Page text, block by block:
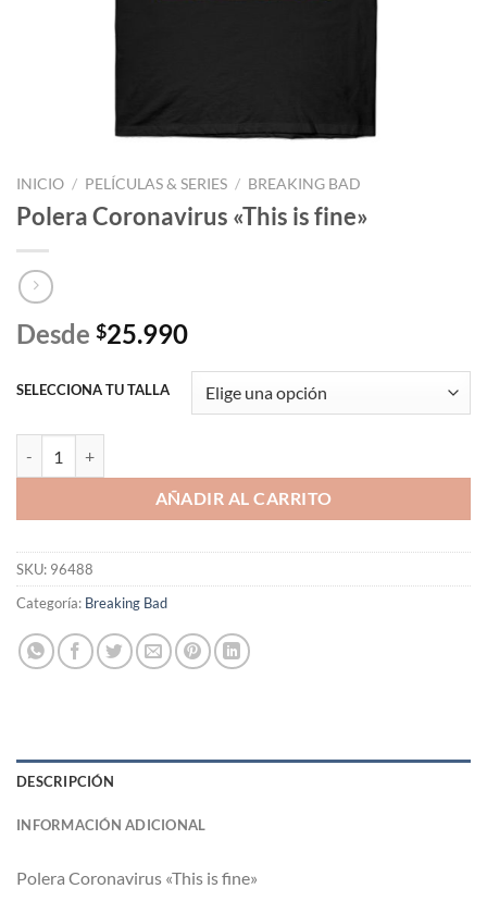
INICIO / PELÍCULAS & SERIES / BREAKING BAD
Polera Coronavirus «This is fine»
Desde $25.990
SELECCIONA TU TALLA
AÑADIR AL CARRITO
SKU: 96488
Categoría: Breaking Bad
DESCRIPCIÓN
INFORMACIÓN ADICIONAL
Polera Coronavirus «This is fine»